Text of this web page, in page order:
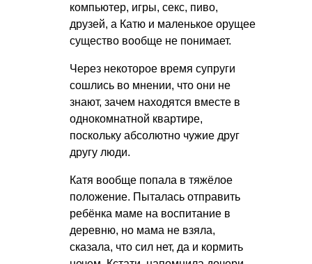
компьютер, игры, секс, пиво,
друзей, а Катю и маленькое орущее
существо вообще не понимает.
Через некоторое время супруги
сошлись во мнении, что они не
знают, зачем находятся вместе в
однокомнатной квартире,
поскольку абсолютно чужие друг
другу люди.
Катя вообще попала в тяжёлое
положение. Пыталась отправить
ребёнка маме на воспитание в
деревню, но мама не взяла,
сказала, что сил нет, да и кормить